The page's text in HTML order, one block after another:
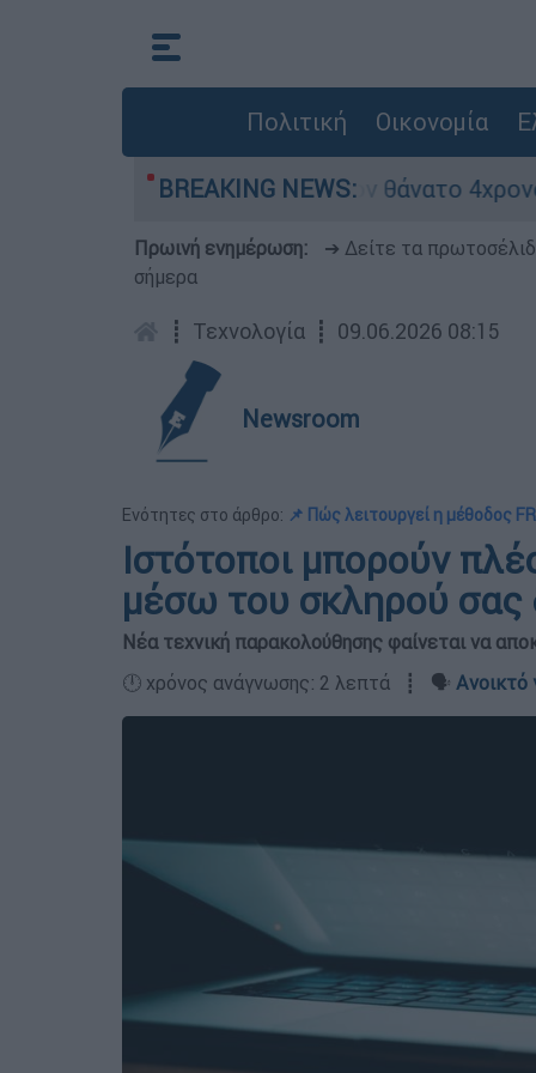
Πολιτική Οικονομία
BREAKING NEWS:
ασφαλείας μετά τον θάνατο 4χρονου σε
Πρωινή ενημέρωση: ➔ Δείτε τα
σήμερα
┋ Τεχνολογία ┋ 09.06.2026 08:15
Newsroom
Ενότητες στο άρθρο: 📌 Πώς λειτουργεί η μέθοδος
Ιστότοποι μπορούν
μέσω του σκληρού σας
Νέα τεχνική παρακολούθησης φαίνεται να
🕛 χρόνος ανάγνωσης: 2 λεπτά ┋ 🗣️ Ανοικτό